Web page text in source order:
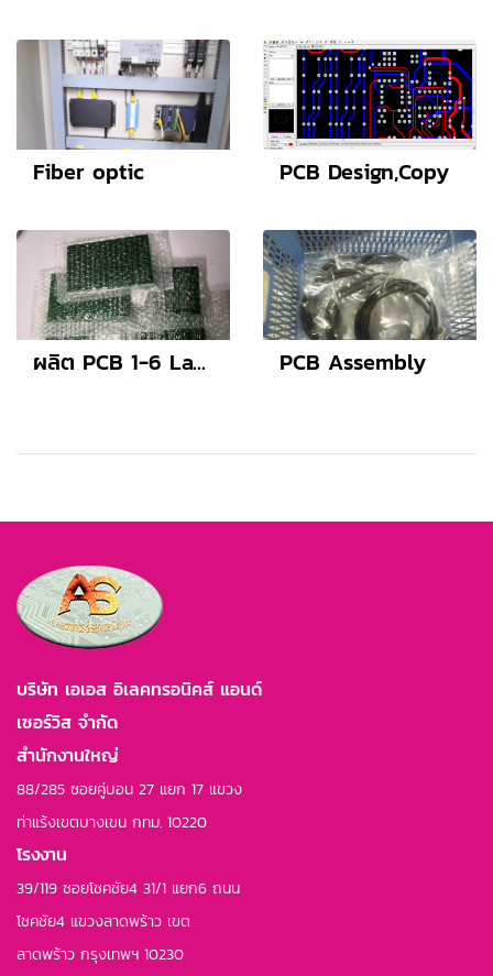
Fiber optic PCB Design,Copy
ผลิต PCB 1-6 Layer PCB Assembly
บริษัท เอเอส อิเลคทรอนิคส์ แอนด์
เซอร์วิส จำกัด
สำนักงานใหญ่
88/285 ซอยคู่บอน 27 แยก 17 แขวง
ท่าแร้งเขตบางเขน กทม. 10220
โรงงาน
39/119 ซอยโชคชัย4 31/1 แยก6 ถนน
โชคชัย4 แขวงลาดพร้าว เขต
ลาดพร้าว กรุงเทพฯ 10230